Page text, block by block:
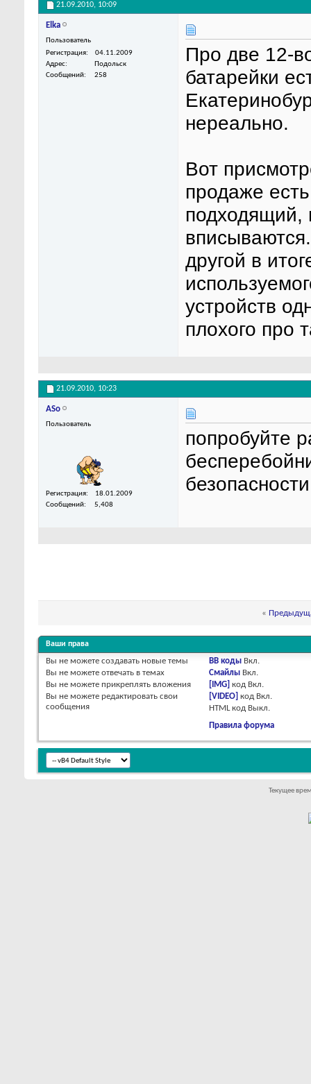
21.09.2010, 10:09
Elka
Пользователь
Регистрация
04.11.2009
Адрес
Подольск
Сообщений
258
Про две 12-
батарейки
нереально.
Вот
продаже
подходящий,
другой в
устройств
плохого про
21.09.2010, 10:23
ASo
Пользователь
Регистрация
18.01.2009
Сообщений
5,408
попробуйте
«
Ваши права
Вы не можете создавать новые темы
Вы не можете отвечать в темах
Вы не можете прикреплять вложения
Вы не можете редактировать свои
сообщения
BB коды Вкл.
Смайлы Вкл.
[IMG] код Вкл.
[VIDEO] код Вкл.
HTML код Выкл.
Правила форума
Текущее